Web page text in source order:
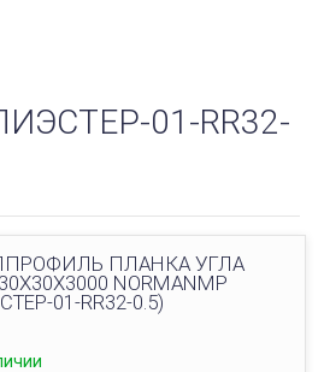
01-RR32-
ПЛАНКА УГЛА
NORMANMP
01-RR32-0.5)